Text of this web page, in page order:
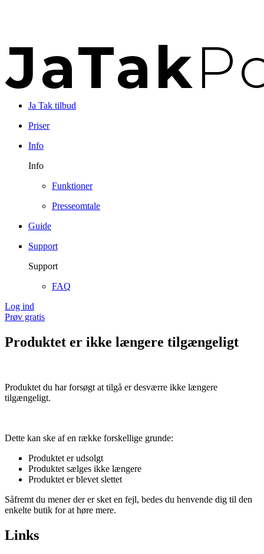
Ja Tak tilbud
Priser
Info
Info
Funktioner
Presseomtale
Guide
Support
Support
FAQ
Log ind
Prøv gratis
Produktet er ikke længere tilgængeligt
Produktet du har forsøgt at tilgå er desværre ikke længere
tilgængeligt.
Dette kan ske af en række forskellige grunde:
Produktet er udsolgt
Produktet sælges ikke længere
Produktet er blevet slettet
Såfremt du mener der er sket en fejl, bedes du henvende dig til den
enkelte butik for at høre mere.
Links